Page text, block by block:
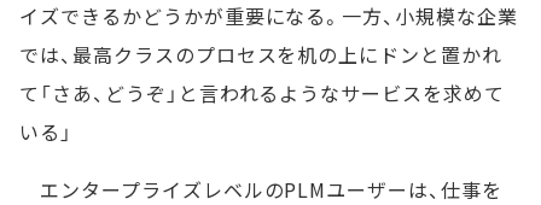
イズできるかどうかが重要になる。一方、小規模な企業
では、最高クラスのプロセスを机の上にドンと置かれ
て「さあ、どうぞ」と言われるようなサービスを求めて
いる」
エンタープライズレベルのPLMユーザーは、仕事を